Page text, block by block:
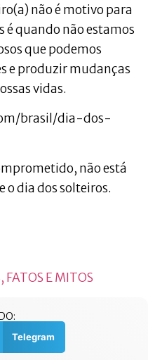
não é motivo para
é quando não estamos
que podemos
e produzir mudanças
vidas.
brasil/dia-dos-
não está
dia dos solteiros.
FATOS E MITOS
Telegram